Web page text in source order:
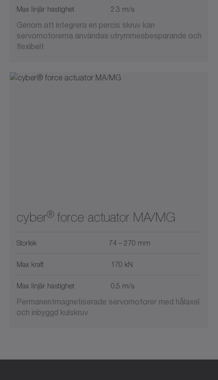
Max linjär hastighet 2.3 m/s
Genom att integrera en percis skruv kan
servomotorerna användas utrymmesbesparande och
flexibelt
cyber® force actuator MA/MG
Storlek 74 – 270 mm
Max kraft 170 kN
Max linjär hastighet 0.5 m/s
Permanentmagnetiserade servomotorer med hålaxel
och inbyggd kulskruv